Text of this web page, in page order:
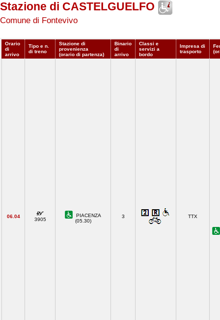
Stazione di CASTELGUELFO
Comune di Fontevivo
Orario
di
arrivo
Tipo e n.
di treno
Stazione di
provenienza
(orario di partenza)
Binario
di
arrivo
Classi e
servizi a
bordo
Impresa di
trasporto
06.04
3905
PIACENZA
(05.30)
3 TTX